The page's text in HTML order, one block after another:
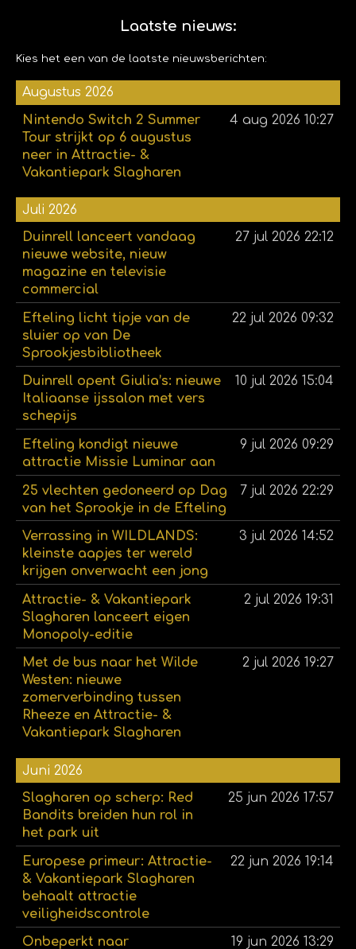
Laatste nieuws:
Kies het een van de laatste nieuwsberichten:
Augustus 2026
Nintendo Switch 2 Summer
Tour strijkt op 6 augustus
neer in Attractie- &
Vakantiepark Slagharen
4 aug 2026 10:27
Juli 2026
Duinrell lanceert vandaag
nieuwe website, nieuw
magazine en televisie
commercial
27 jul 2026 22:12
Efteling licht tipje van de
sluier op van De
Sprookjesbibliotheek
22 jul 2026 09:32
Duinrell opent Giulia’s: nieuwe
Italiaanse ijssalon met vers
schepijs
10 jul 2026 15:04
Efteling kondigt nieuwe
attractie Missie Luminar aan
9 jul 2026 09:29
25 vlechten gedoneerd op Dag
van het Sprookje in de Efteling
7 jul 2026 22:29
Verrassing in WILDLANDS:
kleinste aapjes ter wereld
krijgen onverwacht een jong
3 jul 2026 14:52
Attractie- & Vakantiepark
Slagharen lanceert eigen
Monopoly-editie
2 jul 2026 19:31
Met de bus naar het Wilde
Westen: nieuwe
zomerverbinding tussen
Rheeze en Attractie- &
Vakantiepark Slagharen
2 jul 2026 19:27
Juni 2026
Slagharen op scherp: Red
Bandits breiden hun rol in
het park uit
25 jun 2026 17:57
Europese primeur: Attractie-
& Vakantiepark Slagharen
behaalt attractie
veiligheidscontrole
22 jun 2026 19:14
Onbeperkt naar
19 jun 2026 13:29